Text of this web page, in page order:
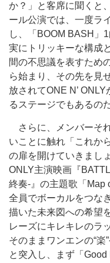
か？」と客席に聞くと
ール公演では、一度ラ
し、「BOOM BASH」
実にトリッキーな構成
間の不思議を表すため
ら始まり、その先を見
放されてONE N’
るステージでもあるのだ
さらに、メンバーそ
いことに触れ「これか
の扉を開けていきまし
ONLY主演映画『
終奏-』の主題歌「Map
全員でボーカルをつな
描いた未来図への希望
レーズにキレキレのラ
そのままワンエンの“楽
と突入し、まず「Good